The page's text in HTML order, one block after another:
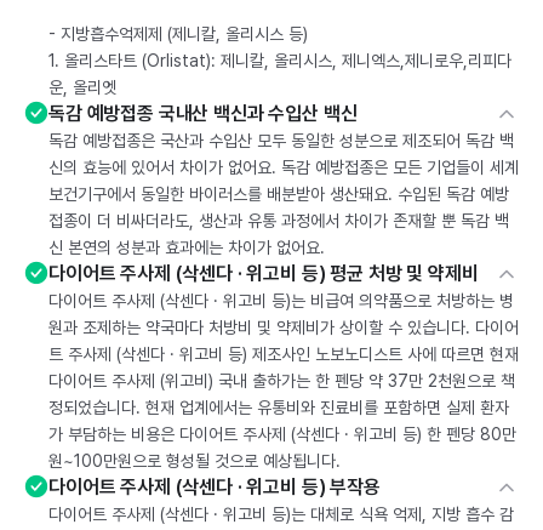
- 지방흡수억제제 (제니칼, 올리시스 등)
1. 올리스타트 (Orlistat): 제니칼, 올리시스, 제니엑스,제니로우,리피다
운, 올리엣
독감 예방접종 국내산 백신과 수입산 백신
독감 예방접종은 국산과 수입산 모두 동일한 성분으로 제조되어 독감 백
신의 효능에 있어서 차이가 없어요. 독감 예방접종은 모든 기업들이 세계
보건기구에서 동일한 바이러스를 배분받아 생산돼요. 수입된 독감 예방
접종이 더 비싸더라도, 생산과 유통 과정에서 차이가 존재할 뿐 독감 백
신 본연의 성분과 효과에는 차이가 없어요.
다이어트 주사제 (삭센다 · 위고비 등) 평균 처방 및 약제비
다이어트 주사제 (삭센다 · 위고비 등)는 비급여 의약품으로 처방하는 병
원과 조제하는 약국마다 처방비 및 약제비가 상이할 수 있습니다. 다이어
트 주사제 (삭센다 · 위고비 등) 제조사인 노보노디스트 사에 따르면 현재
다이어트 주사제 (위고비) 국내 출하가는 한 펜당 약 37만 2천원으로 책
정되었습니다. 현재 업계에서는 유통비와 진료비를 포함하면 실제 환자
가 부담하는 비용은 다이어트 주사제 (삭센다 · 위고비 등) 한 펜당 80만
원~100만원으로 형성될 것으로 예상됩니다.
다이어트 주사제 (삭센다 · 위고비 등) 부작용
다이어트 주사제 (삭센다 · 위고비 등)는 대체로 식욕 억제, 지방 흡수 감